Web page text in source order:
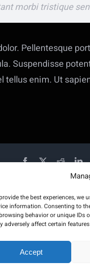
the best experiences, we
information. Consenting to
behavior or unique IDs
adversely affect certain
Accept
morbi tristique
Pellentesque
Suspendisse
tellus enim. Ut